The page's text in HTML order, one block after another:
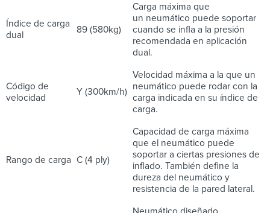
Índice de carga
dual
89 (580kg)
Carga máxima que
un neumático puede soportar
cuando se infla a la presión
recomendada en aplicación
dual.
Código de
velocidad
Y (300km/h)
Velocidad máxima a la que un
neumático puede rodar con la
carga indicada en su índice de
carga.
Rango de carga C (4 ply)
Capacidad de carga máxima
que el neumático puede
soportar a ciertas presiones de
inflado. También define la
dureza del neumático y
resistencia de la pared lateral.